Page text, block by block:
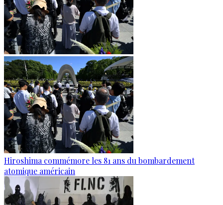
Hiroshima commémore les 81 ans du bombardement
atomique américain